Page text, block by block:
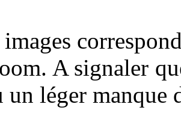
A signaler
un léger manque